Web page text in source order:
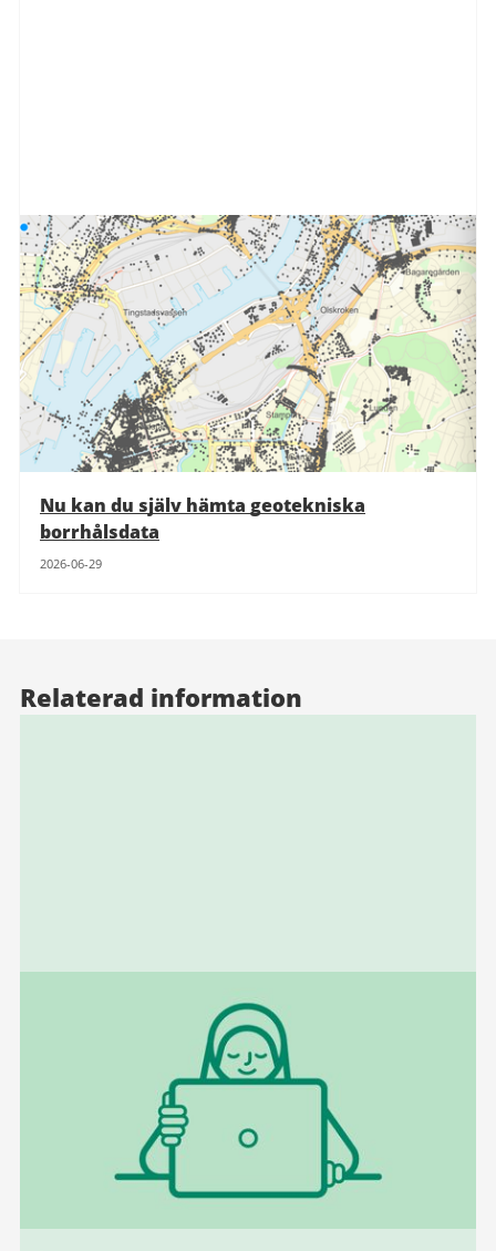
Nu kan du själv hämta geotekniska
borrhålsdata
2026-06-29
Relaterad information